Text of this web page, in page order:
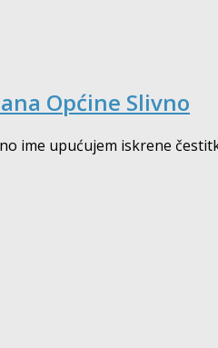
Općine Slivno
ime upućujem iskrene